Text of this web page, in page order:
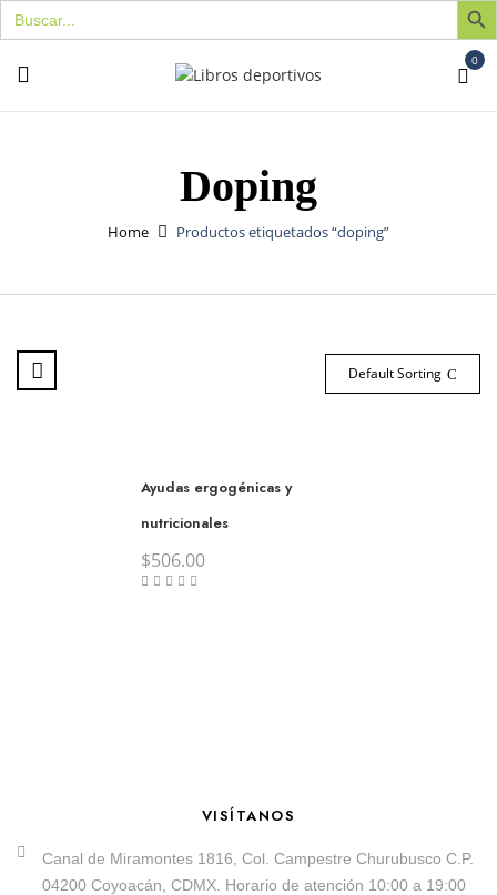
Buscar:
0
Doping
Home Productos etiquetados “doping”
Default Sorting
Ayudas ergogénicas y
nutricionales
$506.00
VISÍTANOS
Canal de Miramontes 1816, Col. Campestre Churubusco C.P.
04200 Coyoacán, CDMX. Horario de atención 10:00 a 19:00